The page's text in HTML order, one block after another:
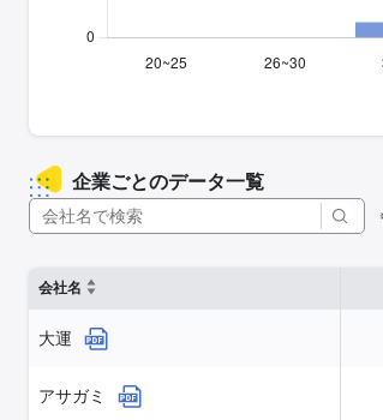
企業ごとのデータ一覧
会社名
大運
アサガミ